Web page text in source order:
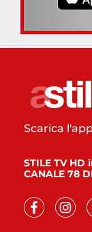
Scarica
STILE TV HD
CANALE 78